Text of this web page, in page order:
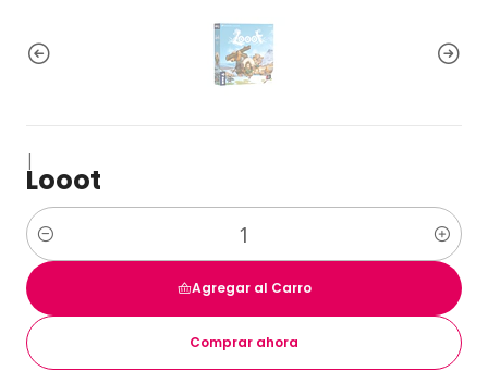
|
Looot
Cantidad
Agregar al Carro
Comprar ahora